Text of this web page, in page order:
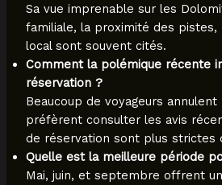
Sa vue imprenable sur les
familiale, la proximité des
local sont souvent cités.
Comment la polémique récente
réservation ?
Beaucoup de voyageurs
préfèrent consulter les avis
de réservation sont plus strictes
Quelle est la meilleure période
Mai, juin, et septembre offrent